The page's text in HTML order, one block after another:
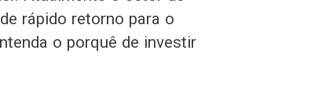
rápido retorno para o
o porquê de investir